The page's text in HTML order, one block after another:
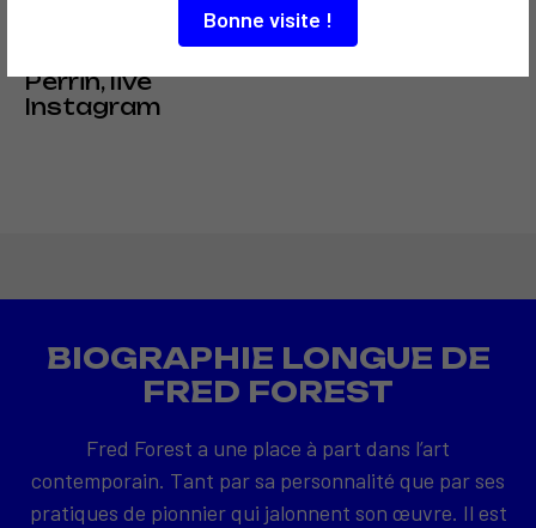
Bonne visite !
Perrin, live
Instagram
BIOGRAPHIE LONGUE DE
FRED FOREST
Fred Forest a une place à part dans l’art
contemporain. Tant par sa personnalité que par ses
pratiques de pionnier qui jalonnent son œuvre. Il est